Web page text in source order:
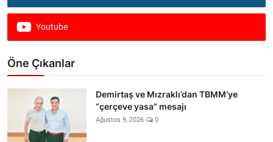
Youtube
Öne Çıkanlar
Demirtaş ve Mızraklı’dan TBMM’ye
“çerçeve yasa” mesajı
Ağustos 9, 2026 0